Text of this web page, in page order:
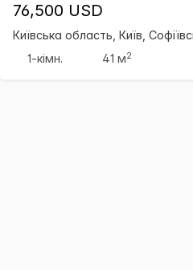
76,500 USD
Київська область, Київ,
1-кімн.
41 м2